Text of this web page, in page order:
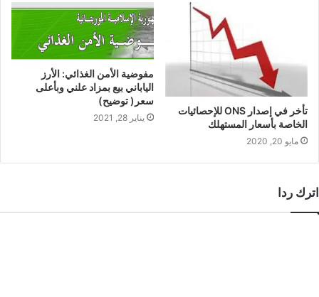
تأخر في إصدار ONS للإحصائيات
الخاصة بأسعار المستهلك
مايو 20, 2020
مفوضية الأمن الغذائي: الأرز
الياباني بيع بمزاد علني وبأعلى
سعر( توضيح)
يناير 28, 2021
اترك ردا